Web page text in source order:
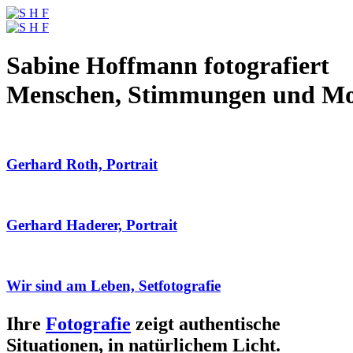
Sabine Hoffmann fotografiert
Menschen, Stimmungen und
Gerhard Roth, Portrait
Gerhard Haderer, Portrait
Wir sind am Leben, Setfotografie
Ihre Fotografie zeigt authentische
Situationen, in natürlichem Licht.